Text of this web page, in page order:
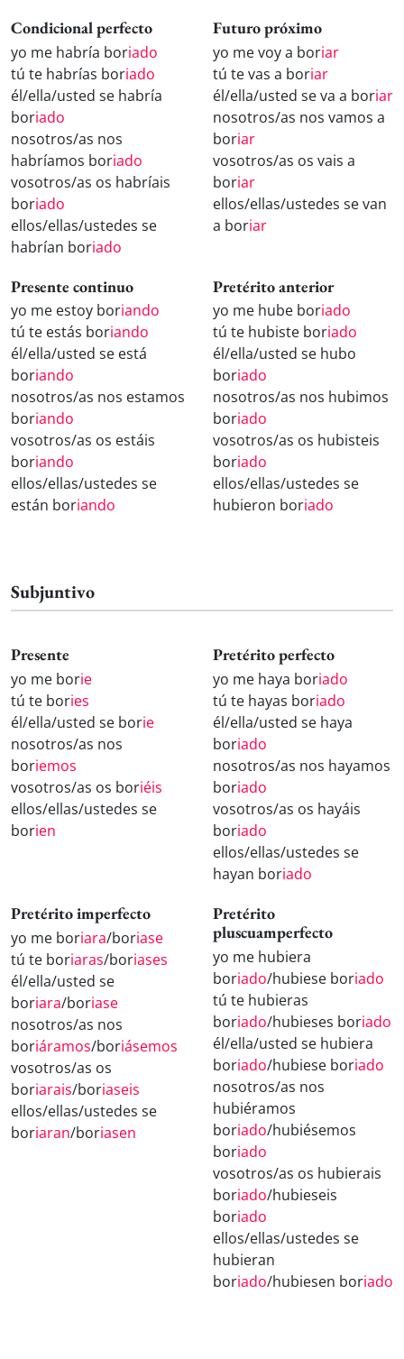
Condicional perfecto
yo me habría boriado
tú te habrías boriado
él/ella/usted se habría
boriado
nosotros/as nos
habríamos boriado
vosotros/as os habríais
boriado
ellos/ellas/ustedes se
habrían boriado
Futuro próximo
yo me voy a boriar
tú te vas a boriar
él/ella/usted se va a boriar
nosotros/as nos vamos a
boriar
vosotros/as os vais a
boriar
ellos/ellas/ustedes se van
a boriar
Presente continuo
yo me estoy boriando
tú te estás boriando
él/ella/usted se está
boriando
nosotros/as nos estamos
boriando
vosotros/as os estáis
boriando
ellos/ellas/ustedes se
están boriando
Pretérito anterior
yo me hube boriado
tú te hubiste boriado
él/ella/usted se hubo
boriado
nosotros/as nos hubimos
boriado
vosotros/as os hubisteis
boriado
ellos/ellas/ustedes se
hubieron boriado
Subjuntivo
Presente
yo me borie
tú te bories
él/ella/usted se borie
nosotros/as nos
boriemos
vosotros/as os boriéis
ellos/ellas/ustedes se
borien
Pretérito perfecto
yo me haya boriado
tú te hayas boriado
él/ella/usted se haya
boriado
nosotros/as nos hayamos
boriado
vosotros/as os hayáis
boriado
ellos/ellas/ustedes se
hayan boriado
Pretérito imperfecto
yo me boriara/boriase
tú te boriaras/boriases
él/ella/usted se
boriara/boriase
nosotros/as nos
boriáramos/boriásemos
vosotros/as os
boriarais/boriaseis
ellos/ellas/ustedes se
boriaran/boriasen
Pretérito
pluscuamperfecto
yo me hubiera
boriado/hubiese boriado
tú te hubieras
boriado/hubieses boriado
él/ella/usted se hubiera
boriado/hubiese boriado
nosotros/as nos
hubiéramos
boriado/hubiésemos
boriado
vosotros/as os hubierais
boriado/hubieseis
boriado
ellos/ellas/ustedes se
hubieran
boriado/hubiesen boriado